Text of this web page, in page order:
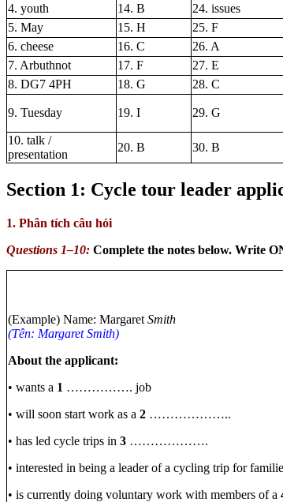
4. youth 14. B 24. issues
5. May
15. H 25. F
6. cheese
16. C 26. A
7. Arbuthnot
17. F 27. E
8. DG7 4PH
18. G 28. C
9. Tuesday 19. I 29. G
10. talk /
presentation
20. B 30. B
Section 1: Cycle tour leader
1. Phân tích câu hỏi
Questions 1–10: Complete the notes below. Write
(Example) Name: Margaret Smith
(Tên: Margaret Smith)
About the applicant:
• wants a 1 ……………. job
• will soon start work as a 2 ………………..
• has led cycle trips in 3 ……………….
• interested in being a leader of a cycling trip for
• is currently doing voluntary work with members of a